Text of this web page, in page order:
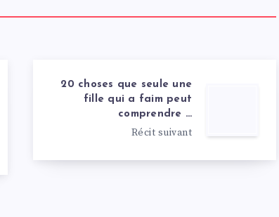
20 choses que seule une
fille qui a faim peut
comprendre …
Récit suivant